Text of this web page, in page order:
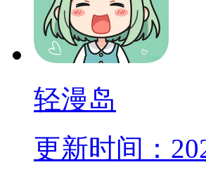
轻漫岛
更新时间：